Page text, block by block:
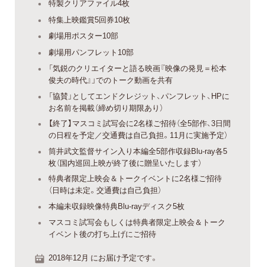
特製クリアファイル4枚
特集上映鑑賞5回券10枚
劇場用ポスター10部
劇場用パンフレット10部
「気鋭のクリエイターと語る映画『映像の発見＝松本
俊夫の時代』」でのトーク動画を共有
「協賛」としてエンドクレジット、パンフレット、HPに
お名前を掲載（締め切り期限あり）
【終了】マスコミ試写会に2名様ご招待（全5部作、3日間
の日程を予定／交通費は自己負担。11月に実施予定）
筒井武文監督サイン入り本編全5部作収録Blu-ray各5
枚（国内巡回上映が終了後に贈呈いたします）
特典者限定上映会＆トークイベントに2名様ご招待
（日時は未定。交通費は自己負担）
本編未収録映像特典Blu-rayディスク5枚
マスコミ試写会もしくは特典者限定上映会＆トーク
イベント後の打ち上げにご招待
2018年12月 にお届け予定です。